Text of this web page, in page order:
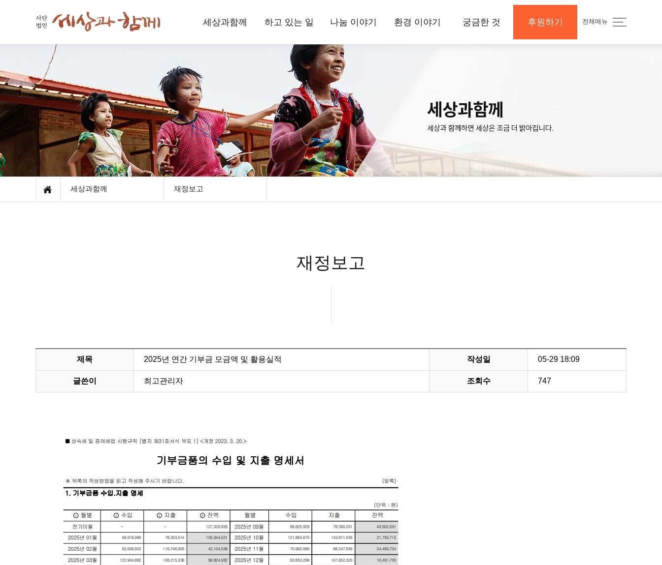
세상과함께
함께하는 사람들
재정보고
오시는 길
하고 있는 일
국내사업
해외사업
환경사업
나눔 이야기
현장 소식
뉴스레터
정기간행물
기부소식
환경 이야기
삼보일배오체투지
삼보일배오체투지
궁금한 것
공지사항 및 Q&A
후원하기 전체메뉴
세상과함께 재정보고
재정보고
제목 2025년 연간 기부금 모금액 및 활용실적 작성일 05-29 18:09
글쓴이 최고관리자 조회수 747